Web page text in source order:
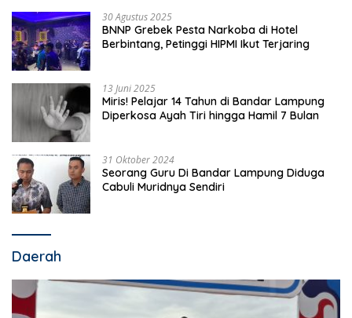
30 Agustus 2025
BNNP Grebek Pesta Narkoba di Hotel
Berbintang, Petinggi HIPMI Ikut Terjaring
13 Juni 2025
Miris! Pelajar 14 Tahun di Bandar Lampung
Diperkosa Ayah Tiri hingga Hamil 7 Bulan
31 Oktober 2024
Seorang Guru Di Bandar Lampung Diduga
Cabuli Muridnya Sendiri
Daerah